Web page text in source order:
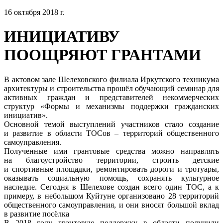
16 октября 2018 г.
ИНИЦИАТИВУ
ПООЩРЯЮТ ГРАНТАМИ
В актовом зале Шелеховского филиала Иркутского техникума
архитектуры и строительства прошёл обучающий семинар для
активных граждан и представителей некоммерческих
структур «Формы и механизмы поддержки гражданских
инициатив».
Основной темой выступлений участников стало создание
и развитие в области ТОСов – территорий общественного
самоуправления.
Полученные ими грантовые средства можно направлять
на благоустройство территории, строить детские
и спортивные площадки, ремонтировать дороги и тротуары,
оказывать социальную помощь, сохранять культурное
наследие. Сегодня в Шелехове создан всего один ТОС, а к
примеру, в небольшом Куйтуне организовано 28 территорий
общественного самоуправления, и они вносят большой вклад
в развитие посёлка